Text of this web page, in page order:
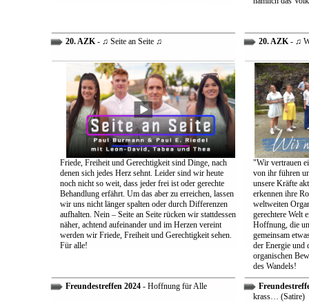
20. AZK- ♫ Seite an Seite ♫
Friede, Freiheit und Gerechtigkeit sind Dinge, nach
denen sich jedes Herz sehnt. Leider sind wir heute
noch nicht so weit, dass jeder frei ist oder gerechte
Behandlung erfährt. Um das aber zu erreichen, lassen
wir uns nicht länger spalten oder durch Differenzen
aufhalten. Nein – Seite an Seite rücken wir stattdessen
näher, achtend aufeinander und im Herzen vereint
werden wir Friede, Freiheit und Gerechtigkeit sehen.
Für alle!
20. AZK- ♫
"Wir vertrauen
von ihr führen
unsere Kräfte
erkennen ihre
weltweiten
gerechtere Welt
Hoffnung, die
gemeinsam
der Energie und
organischen
des Wandels!
Freundestreffen 2024- Hoffnung für Alle
krass… (Satire)